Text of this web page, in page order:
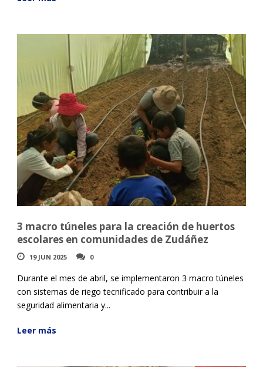
3 macro túneles para la creación de huertos
escolares en comunidades de Zudáñez
19 JUN 2025 0
Durante el mes de abril, se implementaron 3 macro túneles
con sistemas de riego tecnificado para contribuir a la
seguridad alimentaria y...
Leer más